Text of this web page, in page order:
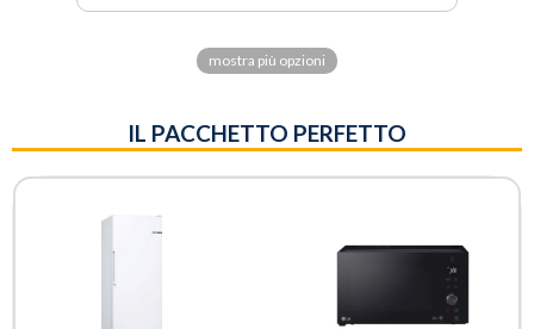
mostra più opzioni
IL PACCHETTO PERFETTO